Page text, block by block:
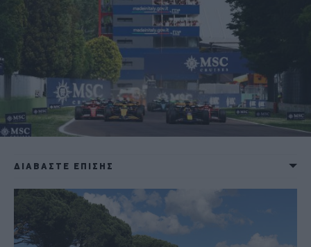
ΔΙΑΒΑΣΤΕ ΕΠΙΣΗΣ